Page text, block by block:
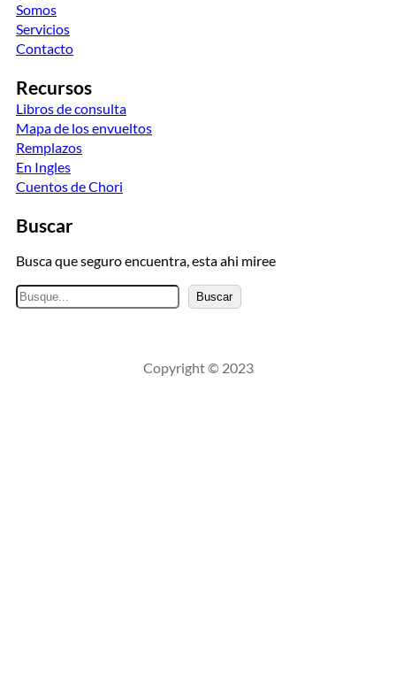
Somos
Servicios
Contacto
Recursos
Libros de consulta
Mapa de los envueltos
Remplazos
En Ingles
Cuentos de Chori
Buscar
Busca que seguro encuentra, esta ahi miree
B
u
a
Buscar
Copyright © 2023